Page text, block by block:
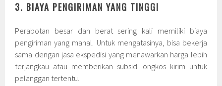
3. BIAYA PENGIRIMAN YANG TINGGI
Perabotan besar dan berat sering kali memiliki biaya
pengiriman yang mahal. Untuk mengatasinya, bisa bekerja
sama dengan jasa ekspedisi yang menawarkan harga lebih
terjangkau atau memberikan subsidi ongkos kirim untuk
pelanggan tertentu.